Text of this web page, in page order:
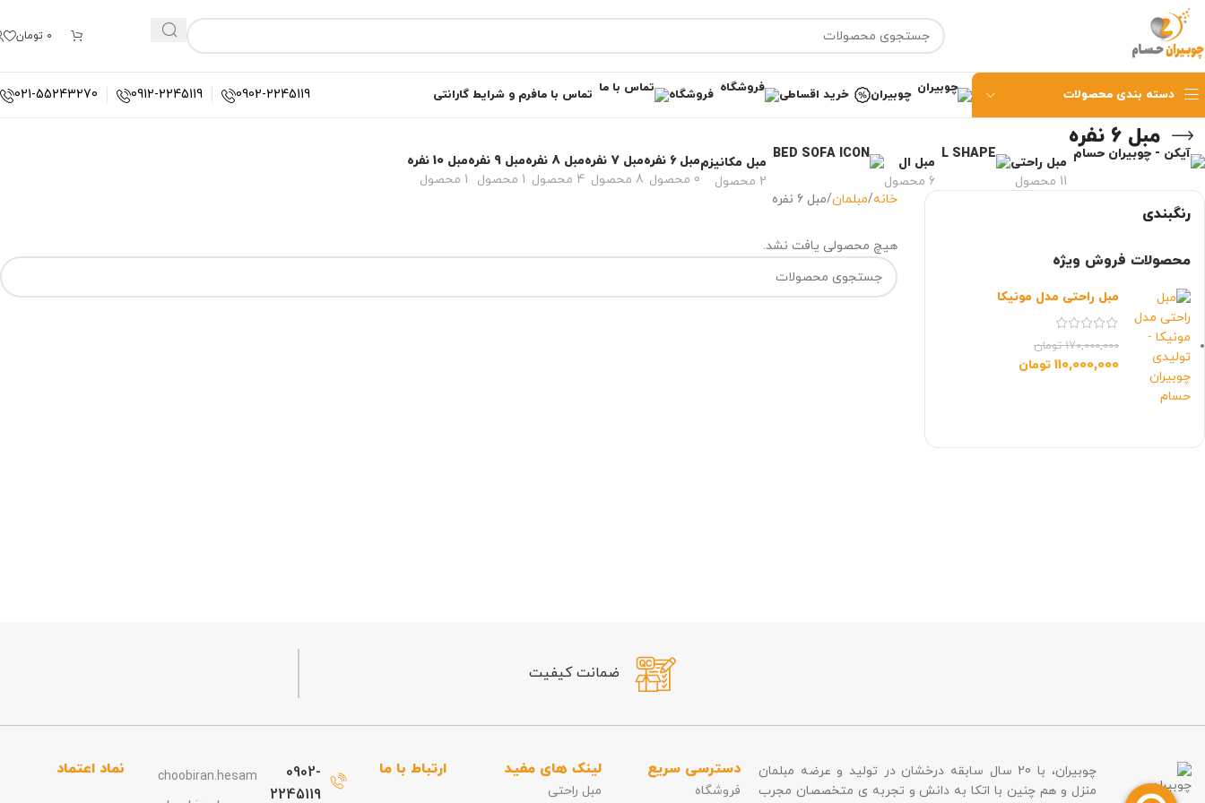
0 تومان
دسته بندی محصولات چوبیران خرید اقساطی فروشگاه تماس با مافرم و شرایط گارانتی 0902-2245119
0912-2245119
021-55243270
مبل 6 نفره
مبل راحتی
11 محصول
مبل ال
6 محصول
مبل مکانیزم
2 محصول
مبل 6 نفره
0 محصول
مبل 7 نفره
8 محصول
مبل 8 نفره
4 محصول
مبل 9 نفره
1 محصول
مبل 10 نفره
1 محصول
رنگبندی
محصولات فروش ویژه
مبل راحتی مدل مونیکا
170,000,000 تومان
110,000,000 تومان
خانه مبلمان مبل 6 نفره
هیچ محصولی یافت نشد.
ضمانت کیفیت
چوبیران، با 20 سال سابقه درخشان در تولید و عرضه مبلمان
منزل و هم چنین با اتکا به دانش و تجربه ی متخصصان مجرب
دسترسی سریع
فروشگاه
لینک های مفید
مبل راحتی
ارتباط با ما
0902-
2245119
choobiran.hesam
نماد اعتماد